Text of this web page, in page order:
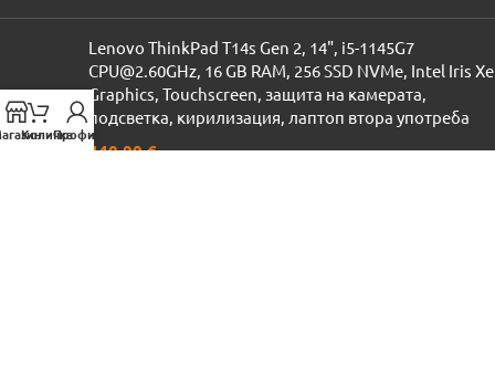
Lenovo ThinkPad T14s Gen 2, 14", i5-1145G7
CPU@2.60GHz, 16 GB RAM, 256 SSD NVMe, Intel Iris Xe
Graphics, Touchscreen, защита на камерата,
подсветка, кирилизация, лаптоп втора употреба
440.00€
КоличкаПрофил